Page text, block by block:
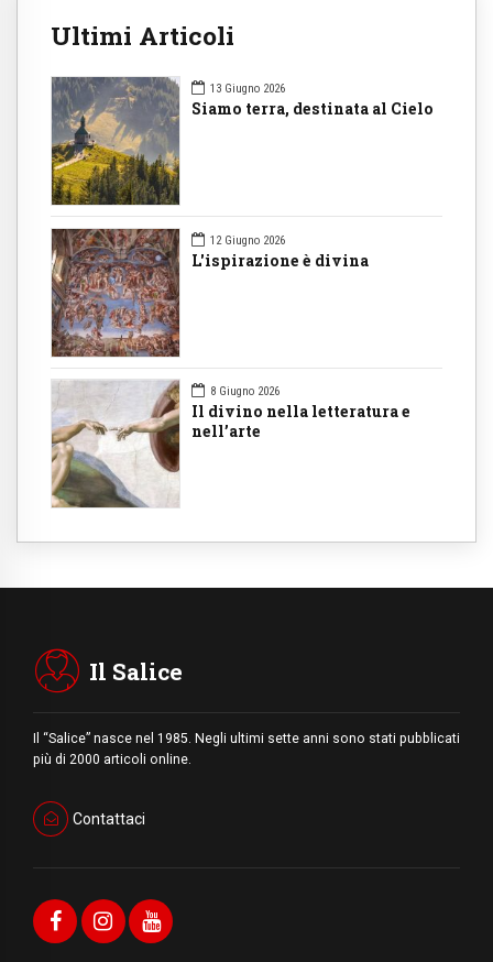
Ultimi Articoli
13 Giugno 2026
Siamo terra, destinata al Cielo
12 Giugno 2026
L'ispirazione è divina
8 Giugno 2026
Il divino nella letteratura e
nell’arte
Il Salice
Il “Salice” nasce nel 1985. Negli ultimi sette anni sono stati pubblicati
più di 2000 articoli online.
Contattaci